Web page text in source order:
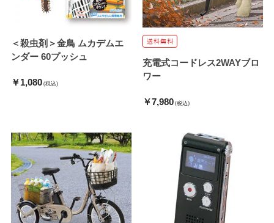
＜殺虫剤＞金鳥 ムカデムエ
ンダー 60プッシュ
￥1,080 (税込)
充電式コードレス2WAYブロ
ワー
￥7,980 (税込)